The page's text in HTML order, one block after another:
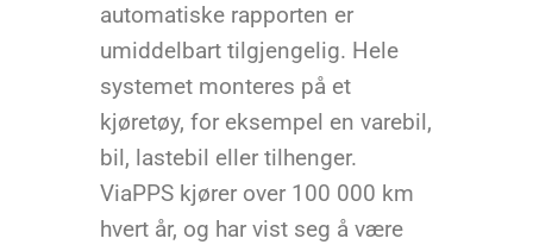
automatiske rapporten er
umiddelbart tilgjengelig. Hele
systemet monteres på et
kjøretøy, for eksempel en varebil,
bil, lastebil eller tilhenger.
ViaPPS kjører over 100 000 km
hvert år, og har vist seg å være